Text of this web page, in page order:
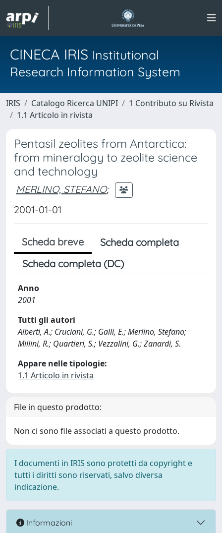
CINECA IRIS Institutional
Research Information System
IRIS Catalogo Ricerca UNIPI
1 Contributo su Rivista
1.1 Articolo in rivista
Pentasil zeolites from Antarctica:
from mineralogy to zeolite science
and technology
MERLINO, STEFANO;
2001-01-01
Scheda breve
Scheda completa
Scheda completa (DC)
Anno
2001
Tutti gli autori
Alberti, A.; Cruciani, G.; Galli, E.; Merlino, Stefano;
Millini, R.; Quartieri, S.; Vezzalini, G.; Zanardi, S.
Appare nelle tipologie:
1.1 Articolo in rivista
File in questo prodotto:
Non ci sono file associati a questo prodotto.
I documenti in IRIS sono protetti da copyright e
tutti i diritti sono riservati, salvo diversa
indicazione.
Informazioni